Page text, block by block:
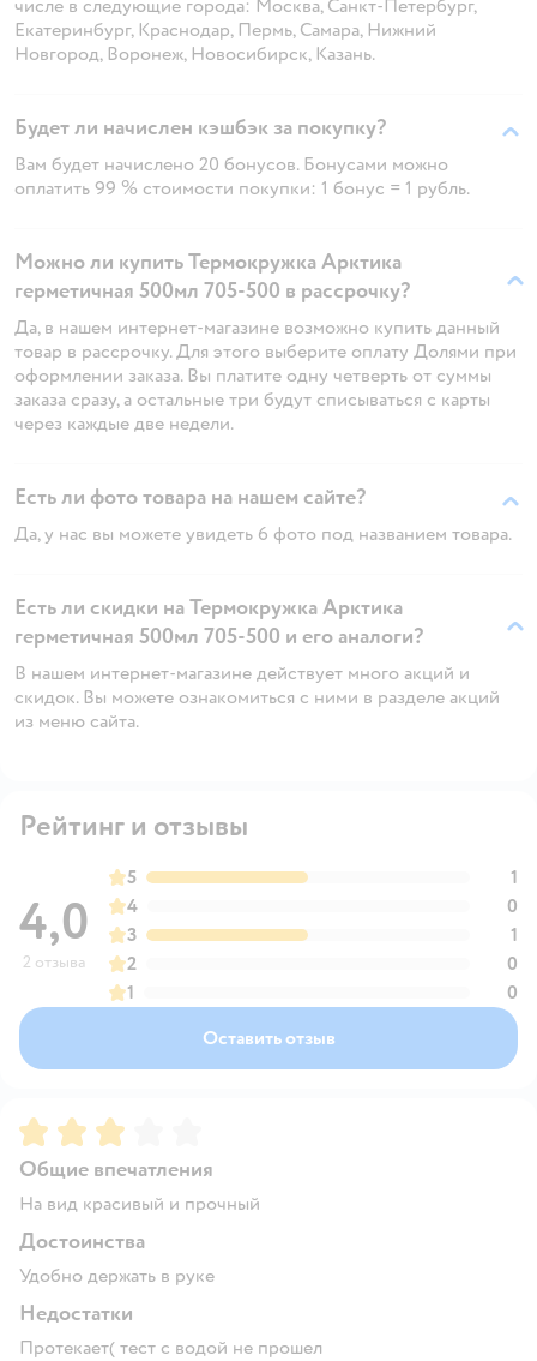
числе в следующие города: Москва, Санкт-Петербург,
Екатеринбург, Краснодар, Пермь, Самара, Нижний
Новгород, Воронеж, Новосибирск, Казань.
Будет ли начислен кэшбэк за покупку?
Вам будет начислено 20 бонусов. Бонусами можно
оплатить 99 % стоимости покупки: 1 бонус = 1 рубль.
Можно ли купить Термокружка Арктика
герметичная 500мл 705-500 в рассрочку?
Да, в нашем интернет-магазине возможно купить данный
товар в рассрочку. Для этого выберите оплату Долями при
оформлении заказа. Вы платите одну четверть от суммы
заказа сразу, а остальные три будут списываться с карты
через каждые две недели.
Есть ли фото товара на нашем сайте?
Да, у нас вы можете увидеть 6 фото под названием товара.
Есть ли скидки на Термокружка Арктика
герметичная 500мл 705-500 и его аналоги?
В нашем интернет-магазине действует много акций и
скидок. Вы можете ознакомиться с ними в разделе акций
из меню сайта.
Рейтинг и отзывы
4,0
2 отзыва
5
1
4
0
3
1
2
0
1
0
Оставить отзыв
Рейтинг:3
Общие впечатления
На вид красивый и прочный
Достоинства
Удобно держать в руке
Недостатки
Протекает( тест с водой не прошел